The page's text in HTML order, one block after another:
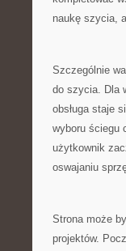
naukę szycia,
Szczególnie
do szycia. Dla
obsługa staje
wyboru ściegu
użytkownik
oswajaniu
Strona może
projektów.